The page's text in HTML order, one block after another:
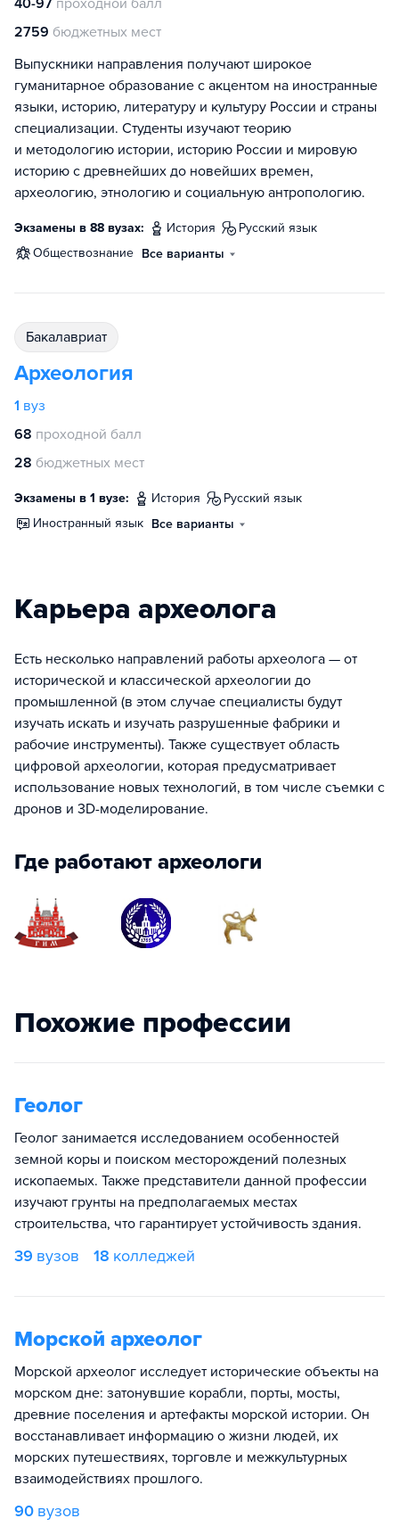
40-97 проходной балл
2759 бюджетных мест
Выпускники направления получают широкое
гуманитарное образование с акцентом на иностранные
языки, историю, литературу и культуру России и страны
специализации. Студенты изучают теорию
и методологию истории, историю России и мировую
историю с древнейших до новейших времен,
археологию, этнологию и социальную антропологию.
Экзамены в 88 вузах: история
русский язык
обществознание Все варианты
бакалавриат
Археология
1 вуз
68 проходной балл
28 бюджетных мест
Экзамены в 1 вузе: история
русский язык
иностранный язык Все варианты
Карьера археолога
Есть несколько направлений работы археолога — от
исторической и классической археологии до
промышленной (в этом случае специалисты будут
изучать искать и изучать разрушенные фабрики и
рабочие инструменты). Также существует область
цифровой археологии, которая предусматривает
использование новых технологий, в том числе съемки с
дронов и 3D-моделирование.
Где работают археологи
Похожие профессии
Геолог
Геолог занимается исследованием особенностей
земной коры и поиском месторождений полезных
ископаемых. Также представители данной профессии
изучают грунты на предполагаемых местах
строительства, что гарантирует устойчивость здания.
39 вузов 18 колледжей
Морской археолог
Морской археолог исследует исторические объекты на
морском дне: затонувшие корабли, порты, мосты,
древние поселения и артефакты морской истории. Он
восстанавливает информацию о жизни людей, их
морских путешествиях, торговле и межкультурных
взаимодействиях прошлого.
90 вузов